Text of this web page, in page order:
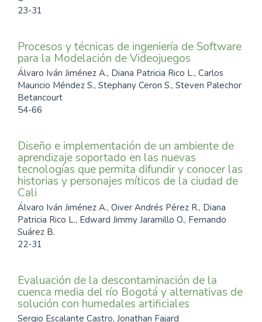
23-31
Procesos y técnicas de ingeniería de Software
para la Modelación de Videojuegos
Álvaro Iván Jiménez A., Diana Patricia Rico L., Carlos
Mauricio Méndez S., Stephany Ceron S., Steven Palechor
Betancourt
54-66
Diseño e implementación de un ambiente de
aprendizaje soportado en las nuevas
tecnologías que permita difundir y conocer las
historias y personajes míticos de la ciudad de
Cali
Álvaro Iván Jiménez A., Oiver Andrés Pérez R., Diana
Patricia Rico L., Edward Jimmy Jaramillo O., Fernando
Suárez B.
22-31
Evaluación de la descontaminación de la
cuenca media del río Bogotá y alternativas de
solución con humedales artificiales
Sergio Escalante Castro, Jonathan Fajard